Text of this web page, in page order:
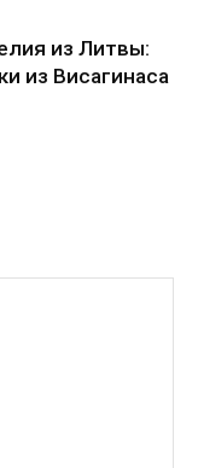
из Литвы:
из Висагинаса